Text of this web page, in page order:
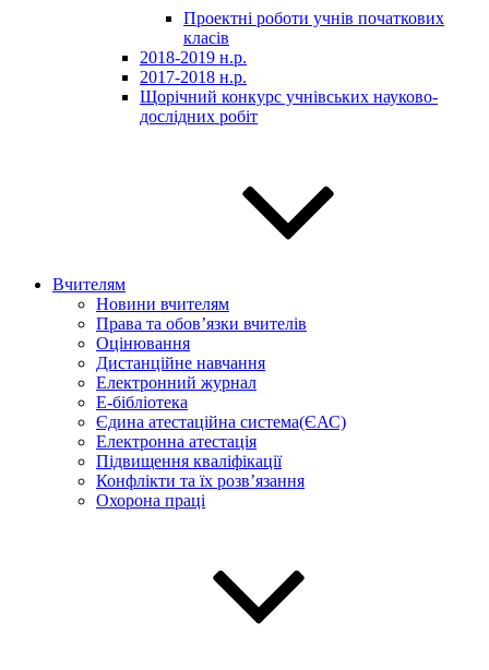
Проектні роботи учнів початкових
класів
2018-2019 н.р.
2017-2018 н.р.
Щорічний конкурс учнівських науково-
дослідних робіт
Вчителям
Новини вчителям
Права та обов’язки вчителів
Оцінювання
Дистанційне навчання
Електронний журнал
E-бібліотека
Єдина атестаційна система(ЄАС)
Електронна атестація
Підвищення кваліфікації
Конфлікти та їх розв’язання
Охорона праці